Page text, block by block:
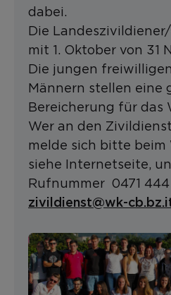
dabei.
Die
mit 1. Oktober von 31
Die jungen
Männern stellen eine
Bereicherung für das
Wer an den
melde sich bitte beim
siehe Internetseite,
Rufnummer 0471
zivildienst@wk-